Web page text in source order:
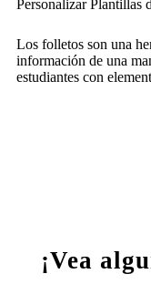
Personalizar Plantillas
Los folletos son una
información de una
estudiantes con
¡Vea